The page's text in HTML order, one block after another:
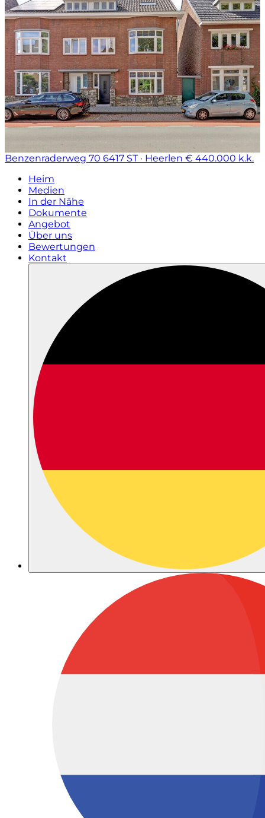
Benzenraderweg 70 6417 ST · Heerlen € 440.000 k.k.
Heim
Medien
In der Nähe
Dokumente
Angebot
Über uns
Bewertungen
Kontakt